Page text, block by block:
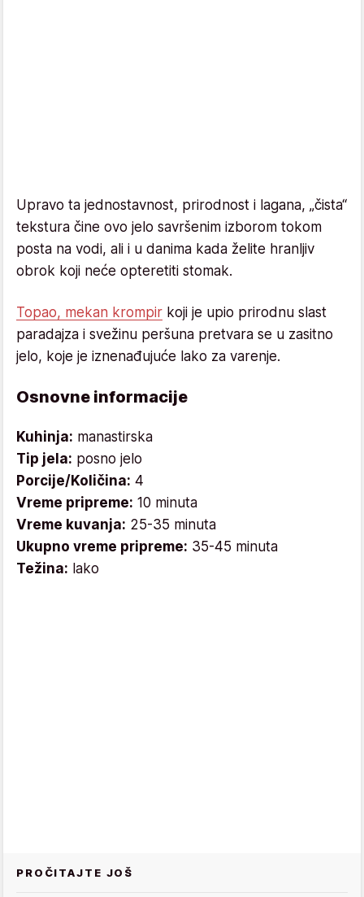
Upravo ta jednostavnost, prirodnost i lagana, „čista“
tekstura čine ovo jelo savršenim izborom tokom
posta na vodi, ali i u danima kada želite hranljiv
obrok koji neće opteretiti stomak.
Topao, mekan krompir koji je upio prirodnu slast
paradajza i svežinu peršuna pretvara se u zasitno
jelo, koje je iznenađujuće lako za varenje.
Osnovne informacije
Kuhinja: manastirska
Tip jela: posno jelo
Porcije/Količina: 4
Vreme pripreme: 10 minuta
Vreme kuvanja: 25-35 minuta
Ukupno vreme pripreme: 35-45 minuta
Težina: lako
PROČITAJTE JOŠ